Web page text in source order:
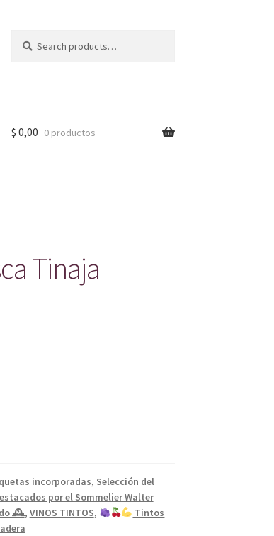
for:
$ 0,00 0 productos
Tinaja
incorporadas, Selección del
por el Sommelier Walter
🕰, VINOS TINTOS,
Tintos